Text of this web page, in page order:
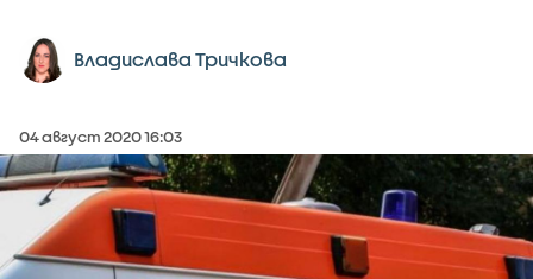
Владислава Тричкова
04 август 2020 16:03